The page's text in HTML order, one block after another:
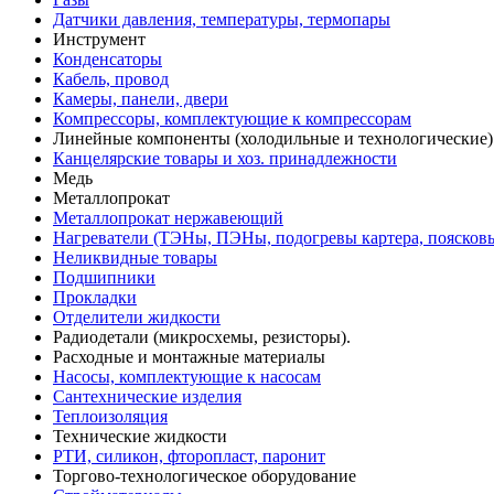
Датчики давления, температуры, термопары
Инструмент
Конденсаторы
Кабель, провод
Камеры, панели, двери
Компрессоры, комплектующие к компрессорам
Линейные компоненты (холодильные и технологические)
Канцелярские товары и хоз. принадлежности
Медь
Металлопрокат
Металлопрокат нержавеющий
Нагреватели (ТЭНы, ПЭНы, подогревы картера,
Неликвидные товары
Подшипники
Прокладки
Отделители жидкости
Радиодетали (микросхемы, резисторы).
Расходные и монтажные материалы
Насосы, комплектующие к насосам
Сантехнические изделия
Теплоизоляция
Технические жидкости
РТИ, силикон, фторопласт, паронит
Торгово-технологическое оборудование